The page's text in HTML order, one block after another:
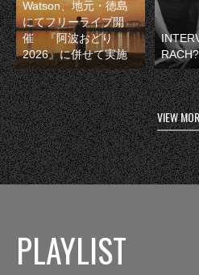
Watson、地元・徳島
にてフリーライブ開
催 『阿波おどり
2026』に併せて実施
VIEW
PLAYLIST